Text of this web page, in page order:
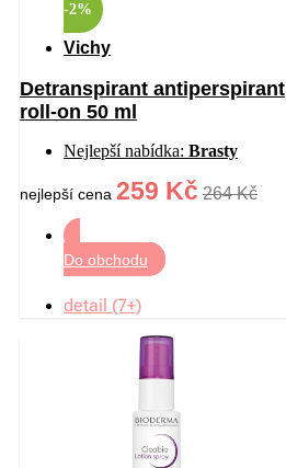
-2%
Vichy
Detranspirant antiperspirant
roll-on 50 ml
Nejlepší nabídka: Brasty
nejlepší cena 259 Kč 264 Kč
Do obchodu
detail (7+)